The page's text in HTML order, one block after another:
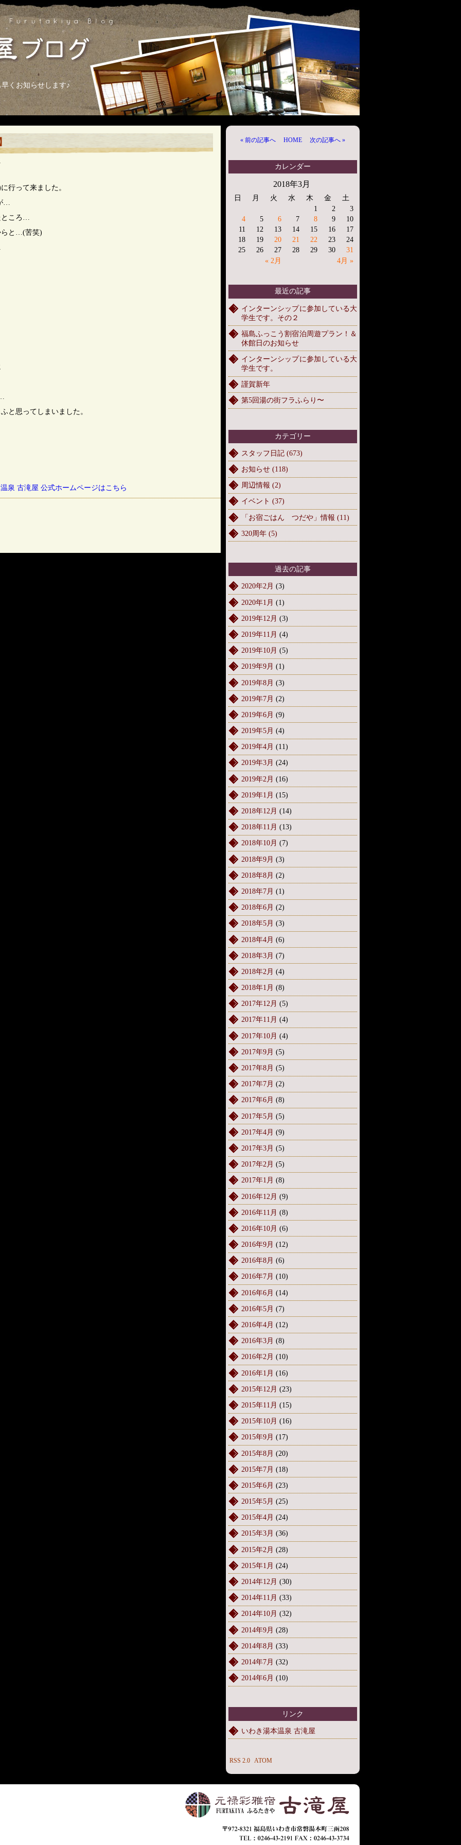
くお知らせします♪
行って来ました。
…
ところ…
らと…(苦笑)
と思ってしまいました。
泉 古滝屋 公式ホームページはこちら
« 前の記事へ HOME 次の記事へ »
カレンダー
2018年3月
日 月 火 水 木 金 土
« 2月 4月 »
1 2
3
4
5 6 7 8 9
10
11
12 13 14 15 16
17
18
19 20 21 22 23
24
25
26 27 28 29 30 31
最近の記事
インターンシップに参加している大
学生です。その２
福島ふっこう割宿泊周遊プラン！＆
休館日のお知らせ
インターンシップに参加している大
学生です。
謹賀新年
第5回湯の街フラふらり〜
カテゴリー
スタッフ日記 (673)
お知らせ (118)
周辺情報 (2)
イベント (37)
「お宿ごはん つだや」情報 (11)
320周年 (5)
過去の記事
2020年2月 (3)
2020年1月 (1)
2019年12月 (3)
2019年11月 (4)
2019年10月 (5)
2019年9月 (1)
2019年8月 (3)
2019年7月 (2)
2019年6月 (9)
2019年5月 (4)
2019年4月 (11)
2019年3月 (24)
2019年2月 (16)
2019年1月 (15)
2018年12月 (14)
2018年11月 (13)
2018年10月 (7)
2018年9月 (3)
2018年8月 (2)
2018年7月 (1)
2018年6月 (2)
2018年5月 (3)
2018年4月 (6)
2018年3月 (7)
2018年2月 (4)
2018年1月 (8)
2017年12月 (5)
2017年11月 (4)
2017年10月 (4)
2017年9月 (5)
2017年8月 (5)
2017年7月 (2)
2017年6月 (8)
2017年5月 (5)
2017年4月 (9)
2017年3月 (5)
2017年2月 (5)
2017年1月 (8)
2016年12月 (9)
2016年11月 (8)
2016年10月 (6)
2016年9月 (12)
2016年8月 (6)
2016年7月 (10)
2016年6月 (14)
2016年5月 (7)
2016年4月 (12)
2016年3月 (8)
2016年2月 (10)
2016年1月 (16)
2015年12月 (23)
2015年11月 (15)
2015年10月 (16)
2015年9月 (17)
2015年8月 (20)
2015年7月 (18)
2015年6月 (23)
2015年5月 (25)
2015年4月 (24)
2015年3月 (36)
2015年2月 (28)
2015年1月 (24)
2014年12月 (30)
2014年11月 (33)
2014年10月 (32)
2014年9月 (28)
2014年8月 (33)
2014年7月 (32)
2014年6月 (10)
リンク
いわき湯本温泉 古滝屋
RSS 2.0 ATOM